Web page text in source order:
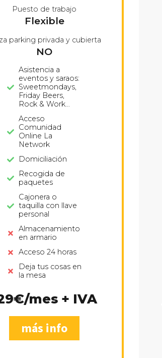
Puesto de trabajo
Flexible
parking privada y cubierta
NO
Asistencia a
eventos y saraos:
Sweetmondays,
Friday Beers,
Rock & Work…
Acceso
Comunidad
Online La
Network
Domiciliación
Recogida de
paquetes
Cajonera o
taquilla con llave
personal
Almacenamiento
en armario
Acceso 24 horas
Deja tus cosas en
la mesa
mes + IVA
más info